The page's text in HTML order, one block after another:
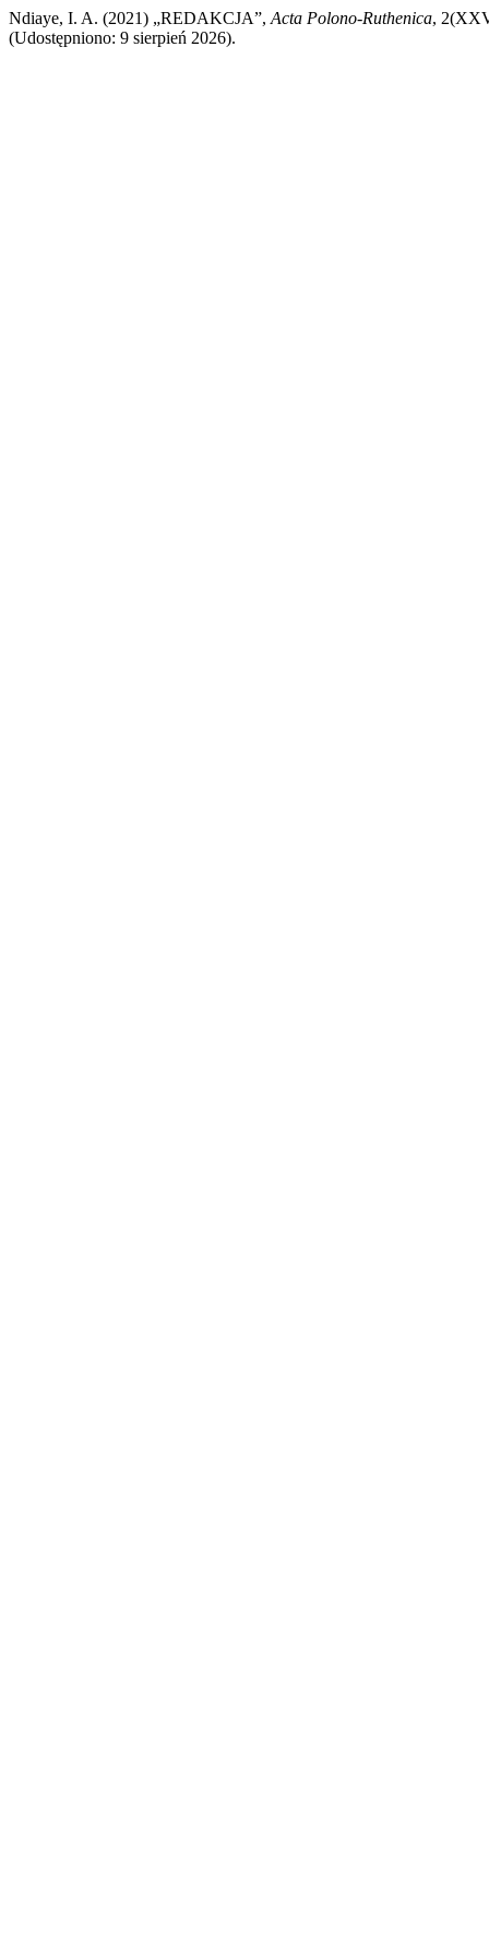
Ndiaye, I. A. (2021) „REDAKCJA”, Acta Polono-Ruthenica,
(Udostępniono: 9 sierpień 2026).